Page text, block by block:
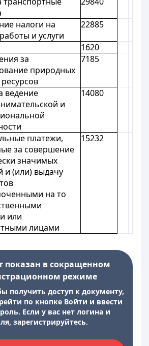
налоги на
и услуги
22885
1620
за
природных
7185
ведение
и
14080
платежи,
за совершение
значимых
и (или) выдачу
на то
или
лицами
15232
показан в сокращенном
режиме
получить доступ к документу,
по кнопке Войти и ввести
Если у вас нет логина и
зарегистрируйтесь.